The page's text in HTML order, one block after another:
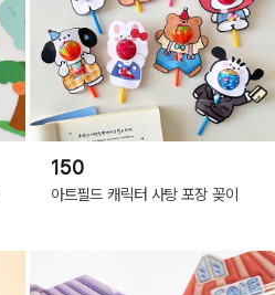
150
아트필드 캐릭터 사탕 포장 꽂이